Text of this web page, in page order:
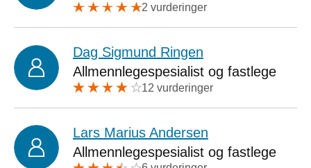
2 vurderinger
Dag Sigmund Ringen
Allmennlegespesialist og fastlege
12 vurderinger
Lars Marius Andersen
Allmennlegespesialist og fastlege